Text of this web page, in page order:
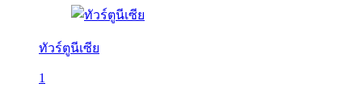
ทัวร์ตูนีเซีย
1